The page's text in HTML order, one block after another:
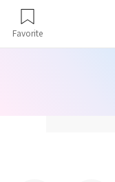
Favorite